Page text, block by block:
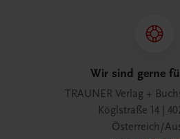
Wir sind gerne
TRAUNER Verlag +
Köglstraße 14 |
Österreich/